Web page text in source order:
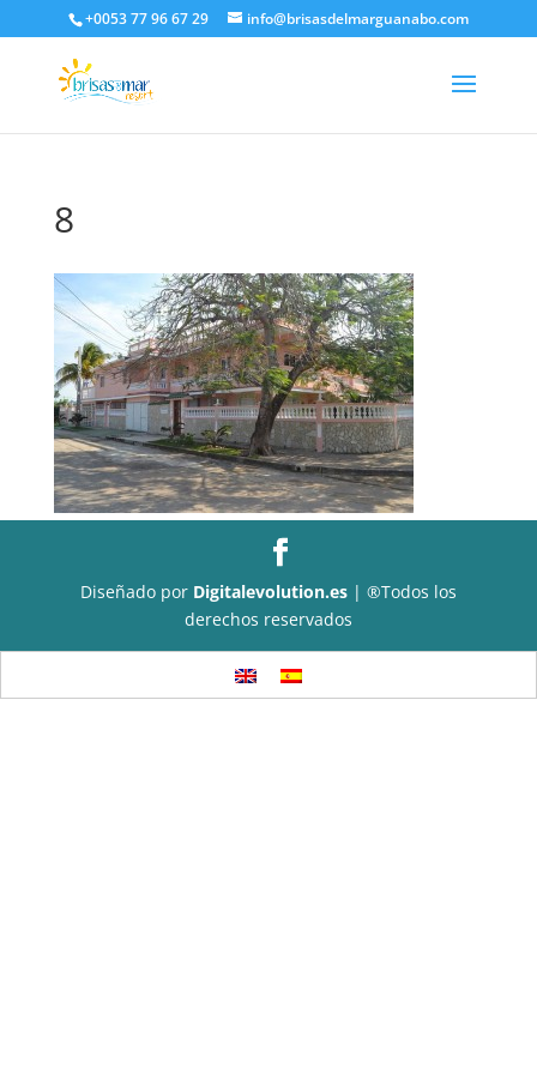
+0053 77 96 67 29 info@brisasdelmarguanabo.com
8
Diseñado por Digitalevolution.es| ®Todos los
derechos reservados